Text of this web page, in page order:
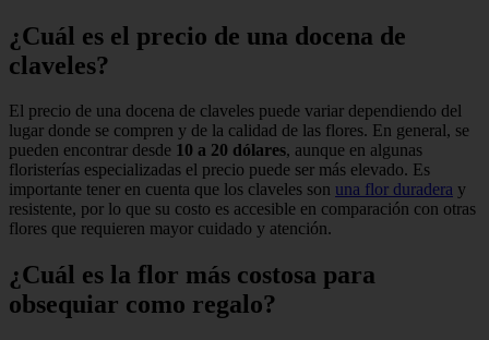
¿Cuál es el precio de una docena de
claveles?
El precio de una docena de claveles puede variar dependiendo del
lugar donde se compren y de la calidad de las flores. En general, se
pueden encontrar desde 10 a 20 dólares, aunque en algunas
floristerías especializadas el precio puede ser más elevado. Es
importante tener en cuenta que los claveles son una flor duradera y
resistente, por lo que su costo es accesible en comparación con otras
flores que requieren mayor cuidado y atención.
¿Cuál es la flor más costosa para
obsequiar como regalo?